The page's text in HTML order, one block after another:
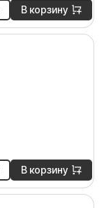
В корзину
В корзину